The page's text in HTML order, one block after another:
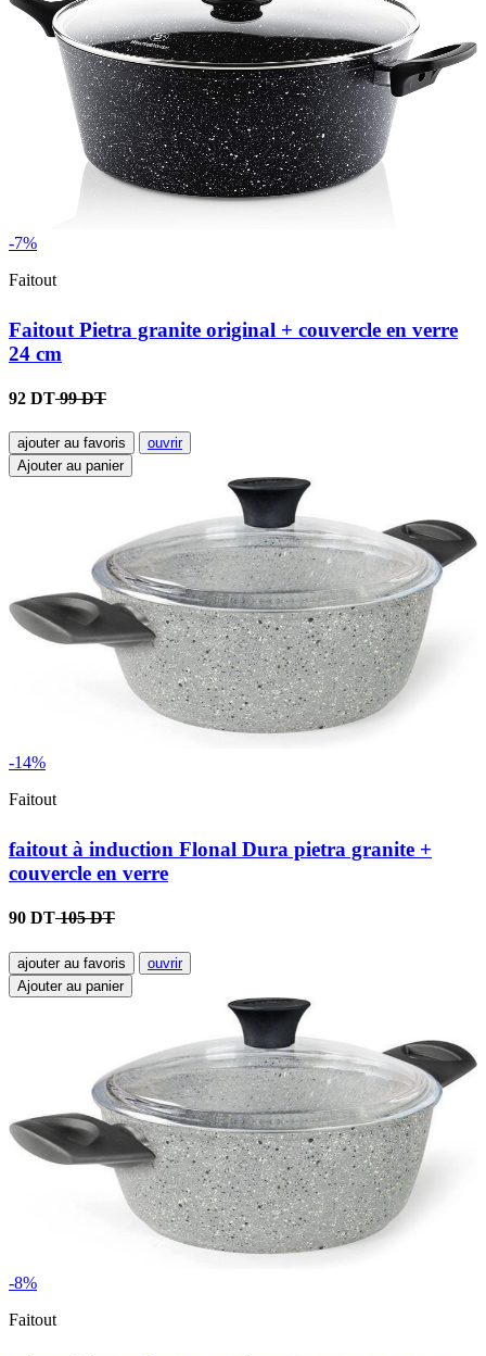
-7%
Faitout
Faitout Pietra granite original + couvercle en verre
24 cm
92 DT99 DT
ajouter au favoris
ouvrir
Ajouter au panier
-14%
Faitout
faitout à induction Flonal Dura pietra granite +
couvercle en verre
90 DT105 DT
ajouter au favoris
ouvrir
Ajouter au panier
-8%
Faitout